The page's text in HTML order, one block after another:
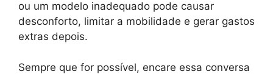
ou um modelo inadequado pode causar
desconforto, limitar a mobilidade e gerar gastos
extras depois.
Sempre que for possível, encare essa conversa